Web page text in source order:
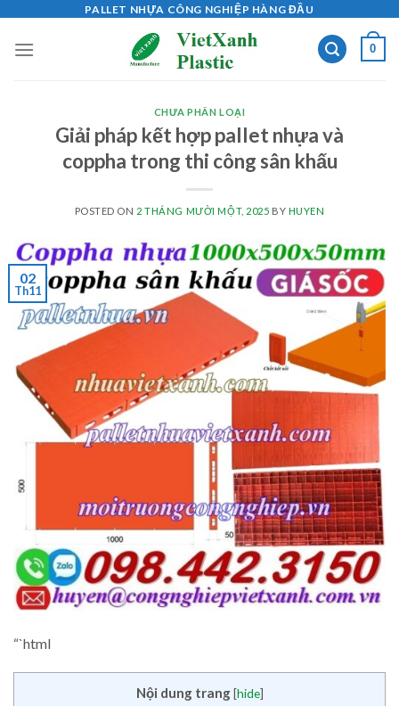
content
PALLET NHỰA CÔNG NGHIỆP HÀNG ĐẦU
0
CHƯA PHÂN LOẠI
Giải pháp kết hợp pallet nhựa và
coppha trong thi công sân khấu
POSTED ON 2 THÁNG MƯỜI MỘT, 2025 BY HUYEN
02
Th11
“`html
Nội dung trang [hide]